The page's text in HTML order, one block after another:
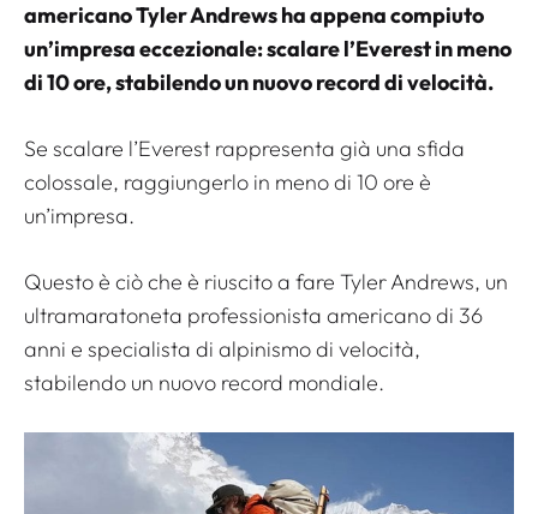
americano Tyler Andrews ha appena compiuto
un’impresa eccezionale: scalare l’Everest in meno
di 10 ore, stabilendo un nuovo record di velocità.
Se scalare l’Everest rappresenta già una sfida
colossale, raggiungerlo in meno di 10 ore è
un’impresa.
Questo è ciò che è riuscito a fare Tyler Andrews, un
ultramaratoneta professionista americano di 36
anni e specialista di alpinismo di velocità,
stabilendo un nuovo record mondiale.